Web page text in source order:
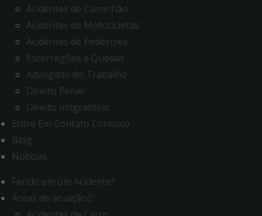
Acidentes de Caminhão
Acidentes de Motocicletas
Acidentes de Pedestres
Escorregões e Quedas
Advogado do Trabalho
Direito Penal
Direito Imigratório
Entre Em Contato Conosco
Blog
Notícias
Ferido em um Acidente?
Áreas de atuação